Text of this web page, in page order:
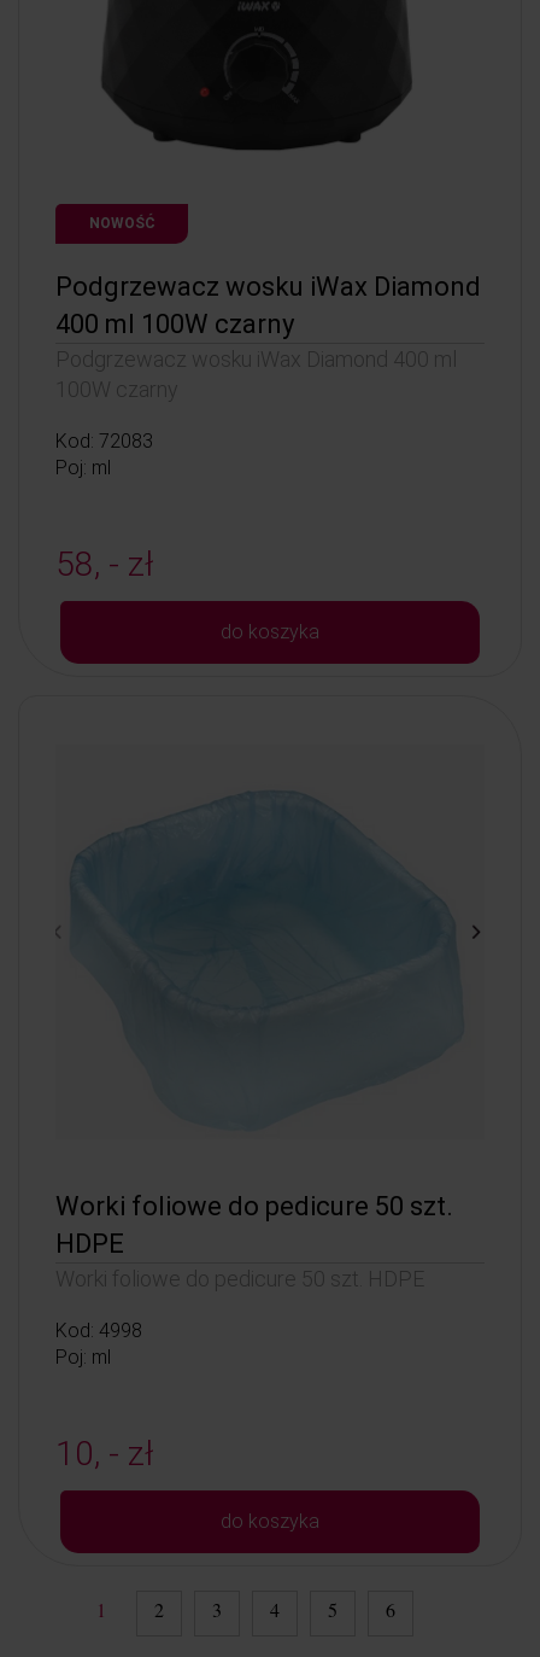
NOWOŚĆ
Podgrzewacz wosku iWax Diamond
400 ml 100W czarny
Podgrzewacz wosku iWax Diamond 400 ml
100W czarny
Kod: 72083
Poj: ml
58, - zł
do koszyka
Worki foliowe do pedicure 50 szt.
HDPE
Worki foliowe do pedicure 50 szt. HDPE
Kod: 4998
Poj: ml
10, - zł
do koszyka
1 2 3 4 5 6